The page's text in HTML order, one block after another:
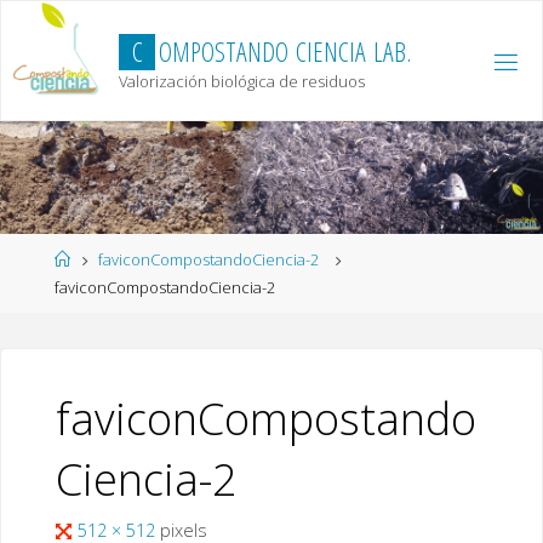
content
C OMPOSTANDO CIENCIA LAB.
Valorización biológica de residuos
HomefaviconCompostandoCiencia-2
faviconCompostandoCiencia-2
faviconCompostando
Ciencia-2
Full512 × 512 pixels